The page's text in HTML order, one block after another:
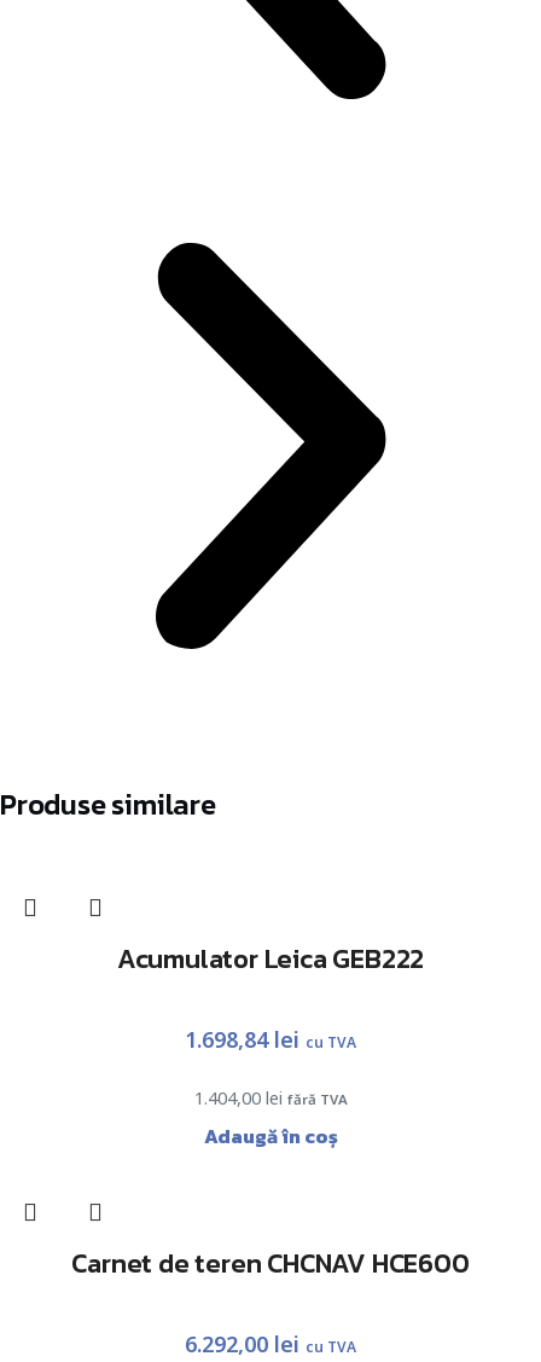
Produse similare
Acumulator Leica GEB222
1.404,00 lei fără TVA
1.698,84 lei cu TVA
Adaugă în coș
Carnet de teren CHCNAV HCE600
6.292,00 lei cu TVA